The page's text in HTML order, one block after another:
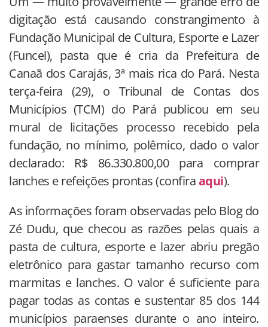
digitação está causando constrangimento à
Fundação Municipal de Cultura, Esporte e Lazer
(Funcel), pasta que é cria da Prefeitura de
Canaã dos Carajás, 3ª mais rica do Pará. Nesta
terça-feira (29), o Tribunal de Contas dos
Municípios (TCM) do Pará publicou em seu
mural de licitações processo recebido pela
fundação, no mínimo, polêmico, dado o valor
declarado: R$ 86.330.800,00 para comprar
lanches e refeições prontas (confiraaqui).
As informações foram observadas pelo Blog do
Zé Dudu, que checou as razões pelas quais a
pasta de cultura, esporte e lazer abriu pregão
eletrônico para gastar tamanho recurso com
marmitas e lanches. O valor é suficiente para
pagar todas as contas e sustentar 85 dos 144
municípios paraenses durante o ano inteiro.